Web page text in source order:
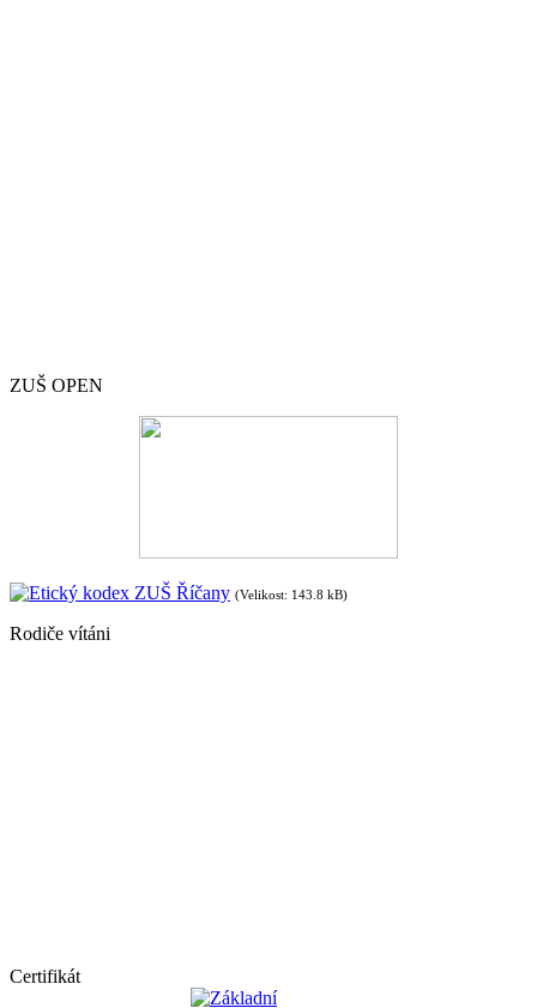
ZUŠ OPEN
Etický kodex ZUŠ Říčany (Velikost: 143.8 kB)
Rodiče vítáni
Certifikát